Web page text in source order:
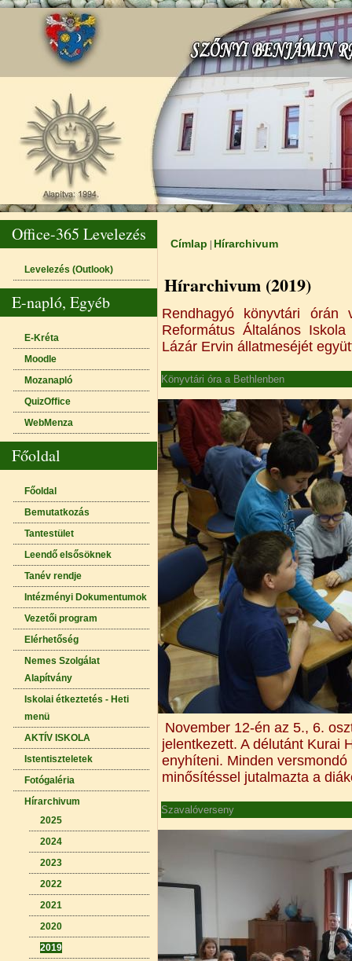
Office-365 Levelezés
Levelezés (Outlook)
E-napló, Egyéb
E-Kréta
Moodle
Mozanapló
QuizOffice
WebMenza
Főoldal
Főoldal
Bemutatkozás
Tantestület
Leendő elsősöknek
Tanév rendje
Intézményi Dokumentumok
Vezetői program
Elérhetőség
Nemes Szolgálat
Alapítvány
Iskolai étkeztetés - Heti
menü
AKTÍV ISKOLA
Istentiszteletek
Fotógaléria
Hírarchivum
2025
2024
2023
2022
2021
2020
2019
Jelenlegi hely
Címlap Hírarchivum
Hírarchivum (2019)
Rendhagyó könyvtári
Református Általános
Lázár Ervin állatmeséjét
Könyvtári óra a Bethlenben
November 12-én az 5., 6.
jelentkezett. A délutánt Kurai
enyhíteni. Minden
minősítéssel jutalmazta a
Szavalóverseny